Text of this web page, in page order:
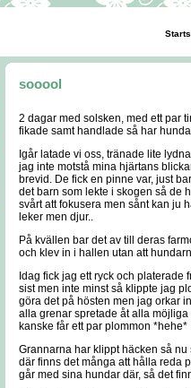
sooool
2 dagar med solsken, med ett par
fikade samt handlade så har
Igår latade vi oss, tränade lite
jag inte motstå mina hjärtans
brevid. De fick en pinne var, just
det barn som lekte i skogen så de
svårt att fokusera men sånt kan ju
leker men djur..
På kvällen bar det av till deras
och klev in i hallen utan att
Idag fick jag ett ryck och
sist men inte minst så klippte jag
göra det på hösten men jag orkar
alla grenar spretade åt alla
kanske får ett par plommon *hehe*
Grannarna har klippt häcken så
där finns det många att hålla reda
går med sina hundar där, så det